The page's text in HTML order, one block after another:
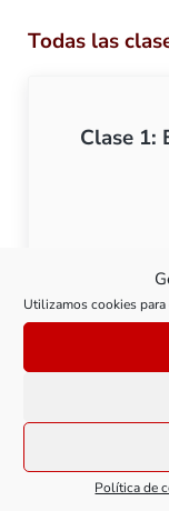
Utilizamos cookies
Política de
Todas las
Clase 1:
Clase 2: